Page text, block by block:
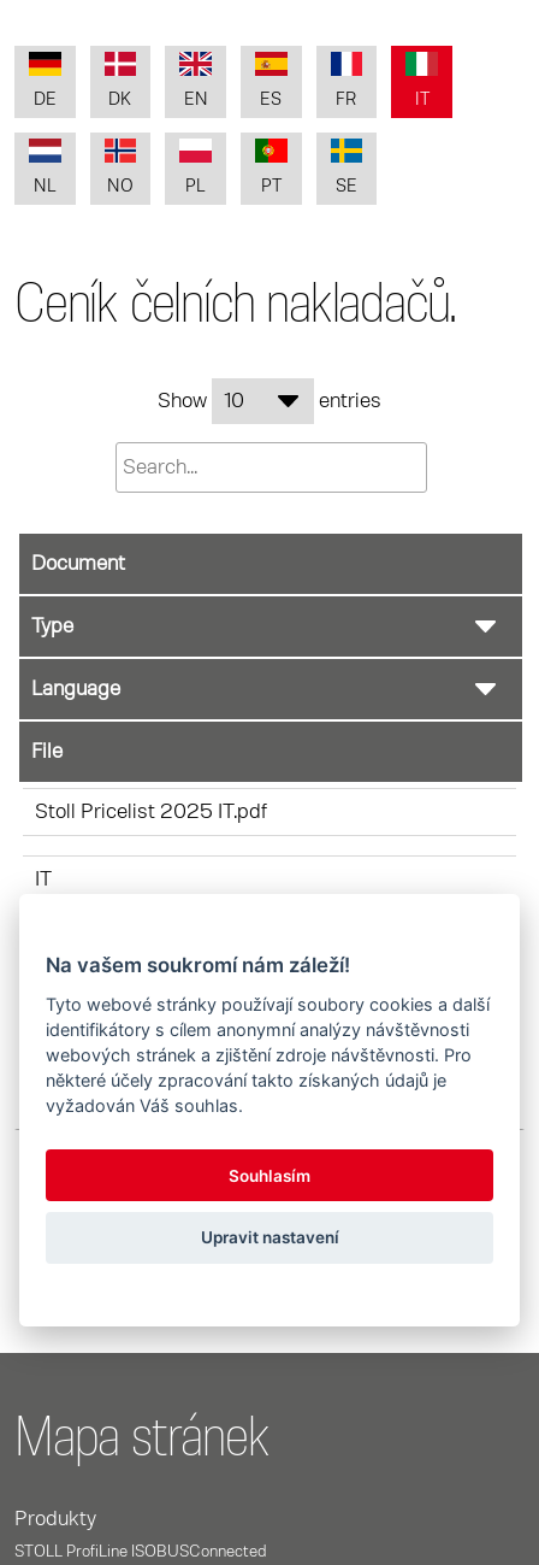
DE DK EN ES FR
NL NO PL PT SE
Ceník čelních nakladačů.
Show entries
Document
File
Stoll Pricelist 2025 IT.pdf
IT
IT
Showing 1 to 3 of 3 entries
Mapa stránek
Produkty
STOLL ProfiLine ISOBUSConnected
Na vašem soukromí nám záleží!
Tyto webové stránky používají soubory cookies a další
identifikátory s cílem anonymní analýzy návštěvnosti
webových stránek a zjištění zdroje návštěvnosti. Pro
některé účely zpracování takto získaných údajů je
vyžadován Váš souhlas.
Souhlasím
Upravit nastavení